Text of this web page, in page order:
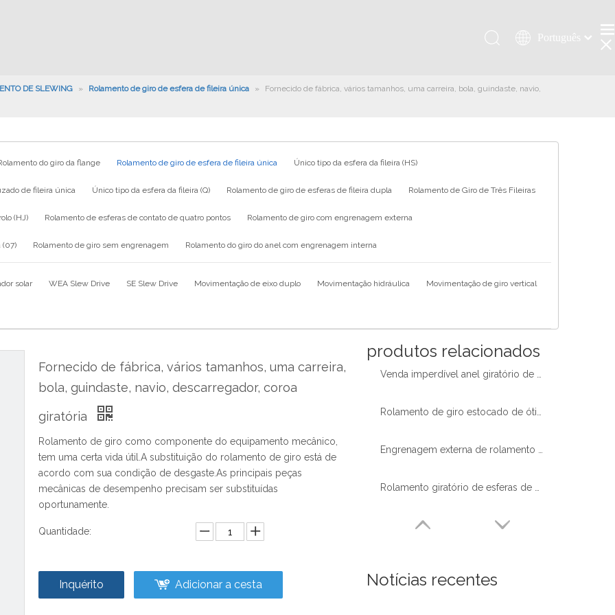
Português
DE SLEWING » Rolamento de giro de esfera de fileira única »
Fornecido de fábrica, vários tamanhos, uma carreira, bola, guindaste, navio,
do giro da flange Rolamento de giro de esfera de fileira única Único tipo da esfera da fileira (HS)
de fileira única Único tipo da esfera da fileira (Q) Rolamento de giro de esferas de fileira dupla Rolamento de Giro de Três Fileiras
(HJ) Rolamento de esferas de contato de quatro pontos Rolamento de giro com engrenagem externa
(07) Rolamento de giro sem engrenagem Rolamento do giro do anel com engrenagem interna
solar WEA Slew Drive SE Slew Drive Movimentação de eixo duplo Movimentação hidráulica Movimentação de giro vertical
Fornecido de fábrica, vários tamanhos, uma carreira,
bola, guindaste, navio, descarregador, coroa
giratória
Rolamento de giro como componente do equipamento mecânico,
tem uma certa vida útil.A substituição do rolamento de giro está de
acordo com sua condição de desgaste.As principais peças
mecânicas de desempenho precisam ser substituídas
oportunamente.
Quantidade:
Inquérito Adicionar a cesta
produtos relacionados
Notícias recentes